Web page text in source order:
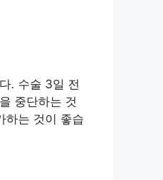
. 수술 3일 전
중단하는 것
하는 것이 좋습